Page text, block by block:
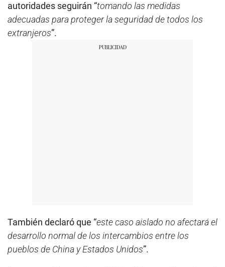
autoridades seguirán “tomando las medidas
adecuadas para proteger la seguridad de todos los
extranjeros”.
También declaró que “este caso aislado no afectará el
desarrollo normal de los intercambios entre los
pueblos de China y Estados Unidos”.